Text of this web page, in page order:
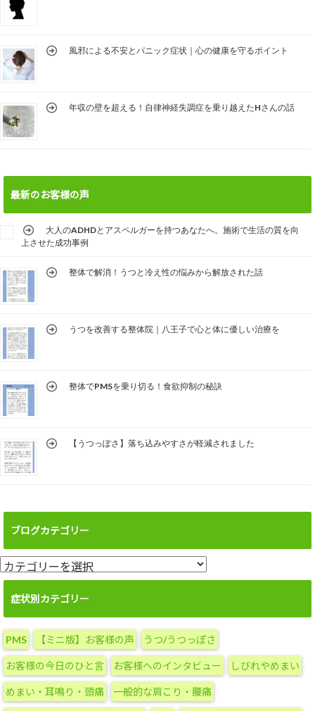
風邪による不安とパニック症状｜心の健康を守るポイント
年収の壁を超える！自律神経失調症を乗り越えたHさんの話
最新のお客様の声
大人のADHDとアスペルガーを持つあなたへ。施術で生活の質を向
上させた成功事例
整体で解消！うつと冷え性の悩みから解放された話
うつを改善する整体院｜八王子で心と体に優しい治療を
整体でPMSを乗り切る！食欲抑制の秘訣
【うつっぽさ】落ち込みやすさが軽減されました
ブログカテゴリー
ブ
ロ
カ
テ
ゴ
リ
ー
症状別カテゴリー
PMS 【ミニ版】お客様の声 うつ/うつっぽさ
お客様の今日のひと言 お客様へのインタビュー しびれやめまい
めまい・耳鳴り・頭痛 一般的な肩こり・腰痛